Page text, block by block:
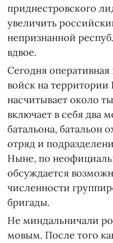
приднестровского
увеличить
непризнанной
вдвое.
Сегодня
войск на территории
насчитывает около
включает в себя два
батальона, батальон
отряд и
Ныне, по
обсуждается
численности
бригады.
Не миндальничали
мовым. После того